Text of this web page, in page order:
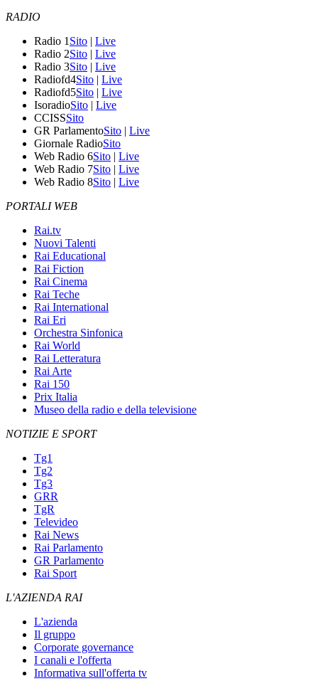
RADIO
Radio 1 Sito | Live
Radio 2Sito | Live
Radio 3Sito | Live
Radiofd4Sito | Live
Radiofd5Sito | Live
IsoradioSito | Live
CCISSSito
GR ParlamentoSito | Live
Giornale RadioSito
Web Radio 6Sito | Live
Web Radio 7Sito | Live
Web Radio 8Sito | Live
PORTALI WEB
Rai.tv
Nuovi Talenti
Rai Educational
Rai Fiction
Rai Cinema
Rai Teche
Rai International
Rai Eri
Orchestra Sinfonica
Rai World
Rai Letteratura
Rai Arte
Rai 150
Prix Italia
Museo della radio e della televisione
NOTIZIE E SPORT
Tg1
Tg2
Tg3
GRR
TgR
Televideo
Rai News
Rai Parlamento
GR Parlamento
Rai Sport
L'AZIENDA RAI
L'azienda
Il gruppo
Corporate governance
I canali e l'offerta
Informativa sull'offerta tv